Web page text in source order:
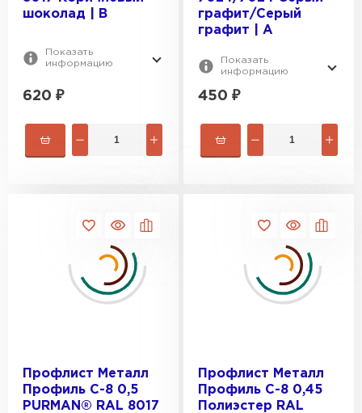
шоколад | B
Показать
информацию
620 ₽
графит/Серый
графит | A
Показать
информацию
450 ₽
Профлист Металл
Профиль С-8 0,5
PURMAN® RAL 8017
Профлист Металл
Профиль С-8 0,45
Полиэстер RAL
Ондулин